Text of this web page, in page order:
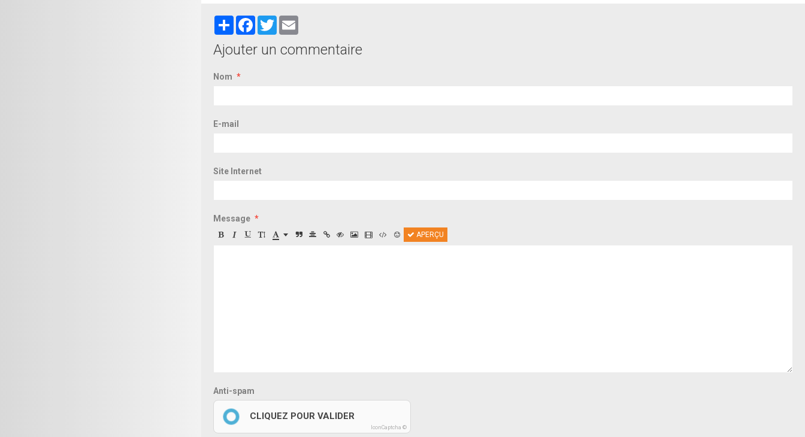
PartagerFacebook
Twitter
Ajouter un commentaire
Nom
E-mail
Site Internet
Message
APERÇU
Anti-spam
CLIQUEZ POUR VALIDER
IconCaptcha ©